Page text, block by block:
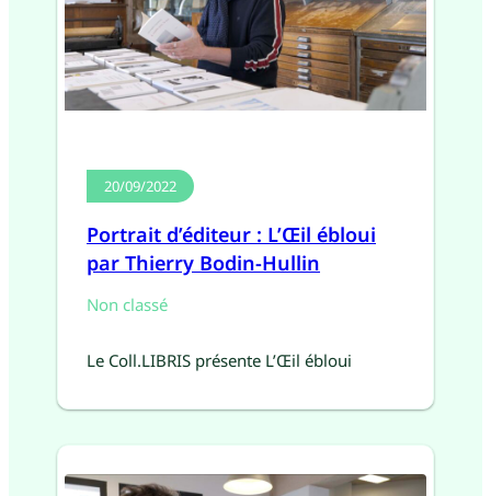
20/09/2022
Portrait d’éditeur : L’Œil ébloui
par Thierry Bodin-Hullin
Non classé
Le Coll.LIBRIS présente L’Œil ébloui